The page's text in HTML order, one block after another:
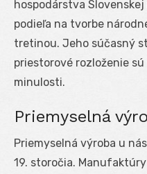
hospodárstva
podieľa na tvorbe
tretinou. Jeho súčasný
priestorové rozloženie
minulosti.
Priemyselná
Priemyselná výroba u
19. storočia.